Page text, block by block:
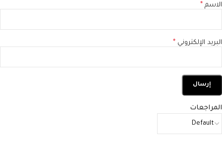
المراجعات
الاسم *
البريد الإلكتروني *